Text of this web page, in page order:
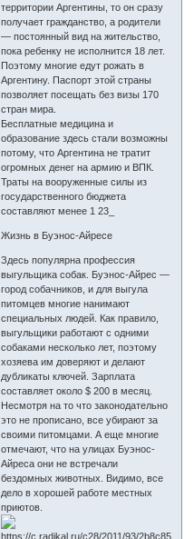
территории Аргентины, то он сразу
получает гражданство, а родители
— постоянный вид на жительство,
пока ребенку не исполнится 18 лет.
Поэтому многие едут рожать в
Аргентину. Паспорт этой страны
позволяет посещать без визы 170
стран мира.
Бесплатные медицина и
образование здесь стали возможны
потому, что Аргентина не тратит
огромных денег на армию и ВПК.
Траты на вооруженные силы из
государственного бюджета
составляют менее 1 23_
Жизнь в Буэнос-Айресе
Здесь популярна профессия
выгульщика собак. Буэнос-Айрес —
город собачников, и для выгула
питомцев многие нанимают
специальных людей. Как правило,
выгульщики работают с одними
собаками несколько лет, поэтому
хозяева им доверяют и делают
дубликаты ключей. Зарплата
составляет около $ 200 в месяц.
Несмотря на то что законодательно
это не прописано, все убирают за
своими питомцами. А еще многие
отмечают, что на улицах Буэнос-
Айреса они не встречали
бездомных животных. Видимо, все
дело в хорошей работе местных
приютов.